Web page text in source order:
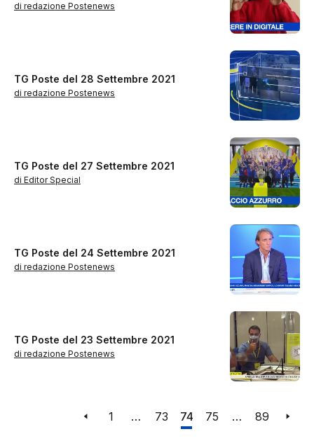
di redazione Postenews
TG Poste del 28 Settembre 2021
di redazione Postenews
TG Poste del 27 Settembre 2021
di Editor Special
TG Poste del 24 Settembre 2021
di redazione Postenews
TG Poste del 23 Settembre 2021
di redazione Postenews
1 … 73 74 75 … 89